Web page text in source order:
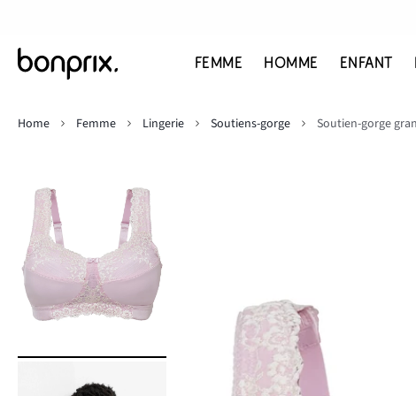
FEMME HOMME ENFANT
Home
Femme Lingerie Soutiens-gorge Soutien-gorge